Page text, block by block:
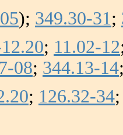
); 349.30-31;
; 11.02-12
08; 344.13-14
; 126.32-34